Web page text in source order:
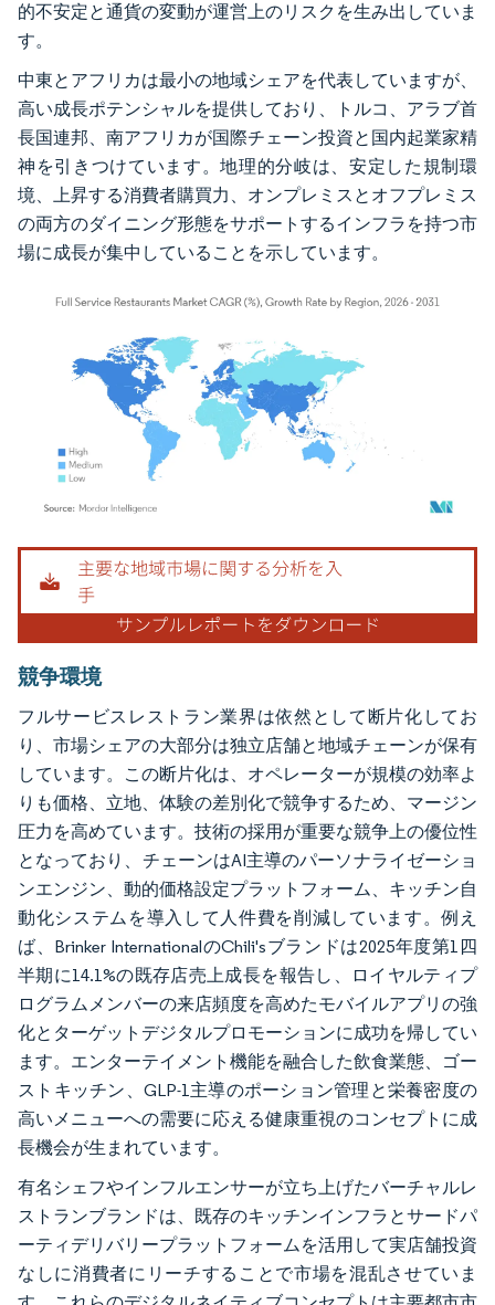
的不安定と通貨の変動が運営上のリスクを生み出していま
す。
中東とアフリカは最小の地域シェアを代表していますが、
高い成長ポテンシャルを提供しており、トルコ、アラブ首
長国連邦、南アフリカが国際チェーン投資と国内起業家精
神を引きつけています。地理的分岐は、安定した規制環
境、上昇する消費者購買力、オンプレミスとオフプレミス
の両方のダイニング形態をサポートするインフラを持つ市
場に成長が集中していることを示しています。
画像 © Mordor Intelligence。再利用にはCC BY 4.0の表示が必要です。
競争環境
フルサービスレストラン業界は依然として断片化してお
り、市場シェアの大部分は独立店舗と地域チェーンが保有
しています。この断片化は、オペレーターが規模の効率よ
りも価格、立地、体験の差別化で競争するため、マージン
圧力を高めています。技術の採用が重要な競争上の優位性
となっており、チェーンはAI主導のパーソナライゼーショ
ンエンジン、動的価格設定プラットフォーム、キッチン自
動化システムを導入して人件費を削減しています。例え
ば、Brinker InternationalのChili'sブランドは2025年度第1四
半期に14.1%の既存店売上成長を報告し、ロイヤルティプ
ログラムメンバーの来店頻度を高めたモバイルアプリの強
化とターゲットデジタルプロモーションに成功を帰してい
ます。エンターテイメント機能を融合した飲食業態、ゴー
ストキッチン、GLP-1主導のポーション管理と栄養密度の
高いメニューへの需要に応える健康重視のコンセプトに成
長機会が生まれています。
有名シェフやインフルエンサーが立ち上げたバーチャルレ
ストランブランドは、既存のキッチンインフラとサードパ
ーティデリバリープラットフォームを活用して実店舗投資
なしに消費者にリーチすることで市場を混乱させていま